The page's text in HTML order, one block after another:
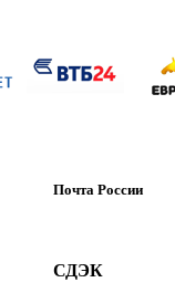
Почта России
СДЭК